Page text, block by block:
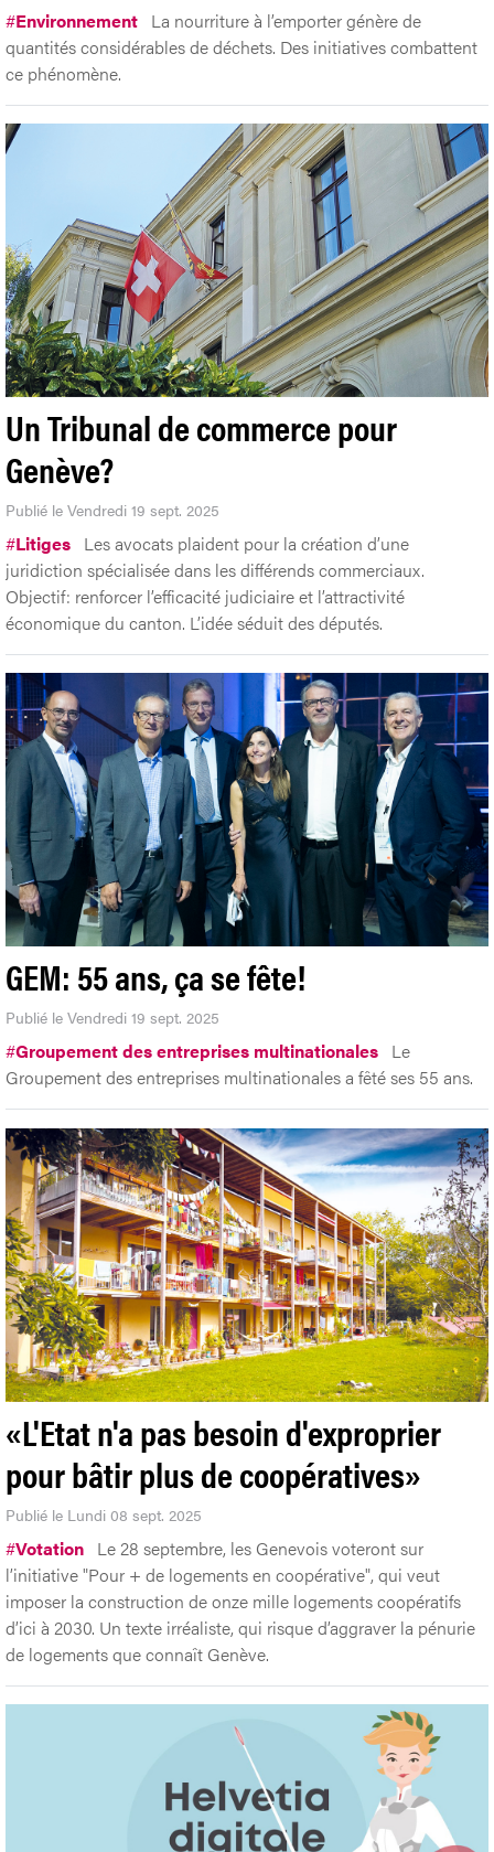
#Environnement La nourriture à l’emporter génère de
quantités considérables de déchets. Des initiatives combattent
ce phénomène.
Un Tribunal de commerce pour
Genève?
Publié le Vendredi 19 sept. 2025
#Litiges Les avocats plaident pour la création d’une
juridiction spécialisée dans les différends commerciaux.
Objectif: renforcer l’efficacité judiciaire et l’attractivité
économique du canton. L’idée séduit des députés.
GEM: 55 ans, ça se fête!
Publié le Vendredi 19 sept. 2025
#Groupement des entreprises multinationales Le
Groupement des entreprises multinationales a fêté ses 55 ans.
«L'Etat n'a pas besoin d'exproprier
pour bâtir plus de coopératives»
Publié le Lundi 08 sept. 2025
#Votation Le 28 septembre, les Genevois voteront sur
l’initiative "Pour + de logements en coopérative", qui veut
imposer la construction de onze mille logements coopératifs
d’ici à 2030. Un texte irréaliste, qui risque d’aggraver la pénurie
de logements que connaît Genève.